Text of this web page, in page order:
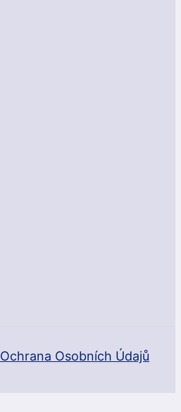
Ochrana Osobních Údajů